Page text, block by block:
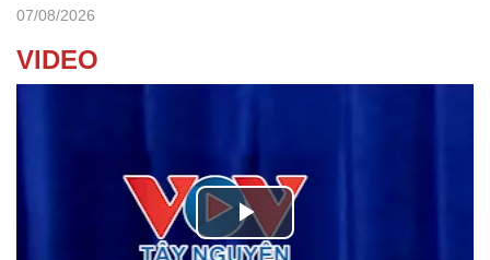
07/08/2026
VIDEO
P